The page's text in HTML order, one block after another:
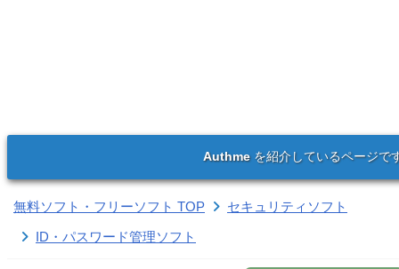
Authmeを紹介しているページで
無料ソフト・フリーソフト TOP
セキュリティソフト
ID・パスワード管理ソフト